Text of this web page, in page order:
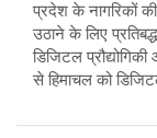
प्रदेश के नागरिकों
उठाने के लिए
डिजिटल
से हिमाचल को